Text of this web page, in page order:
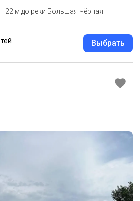
· 22 м до реки Большая Чёрная
Выбрать